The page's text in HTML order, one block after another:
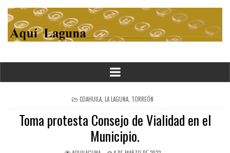
POSTED
IN
COAHUILA, LA LAGUNA, TORREÓN
Toma protesta Consejo de Vialidad en el
Municipio.